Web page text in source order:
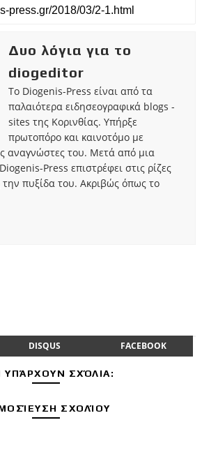
Δυο λόγια για το
diogeditor
Το Diogenis-Press είναι από τα
παλαιότερα ειδησεογραφικά blogs -
sites της Κορινθίας. Υπήρξε
πρωτοπόρο και καινοτόμο με
αναγνώστες του. Μετά από μια
Press επιστρέφει στις ρίζες
πυξίδα του. Ακριβώς όπως το
DISQUS FACEBOOK
ΥΠΆΡΧΟΥΝ ΣΧΌΛΙΑ:
ΣΧΟΛΊΟΥ